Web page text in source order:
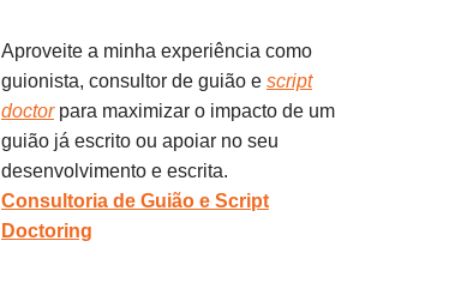
Aproveite a minha experiência como
guionista, consultor de guião e script
doctorpara maximizar o impacto de um
guião já escrito ou apoiar no seu
desenvolvimento e escrita.
Consultoria de Guião e Script
Doctoring